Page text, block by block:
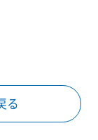
る